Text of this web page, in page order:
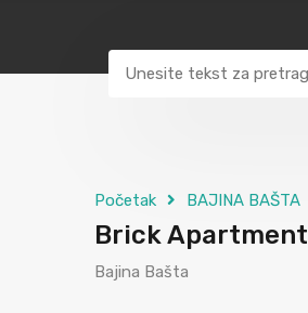
Početak BAJINA BAŠTA
Brick Apartment
Bajina Bašta